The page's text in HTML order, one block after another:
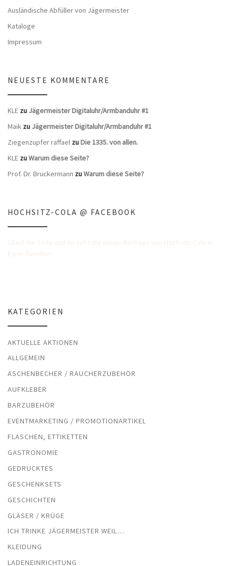
Ausländische Abfüller von Jägermeister
Kataloge
Impressum
NEUESTE KOMMENTARE
KLE zu Jägermeister Digitaluhr/Armbanduhr #1
Maik zu Jägermeister Digitaluhr/Armbanduhr #1
Ziegenzupfer raffael zuDie 1335. von allen.
KLE zuWarum diese Seite?
Prof. Dr. Bruckermann zuWarum diese Seite?
HOCHSITZ-COLA @ FACEBOOK
KATEGORIEN
AKTUELLE AKTIONEN
ALLGEMEIN
ASCHENBECHER / RAUCHERZUBEHÖR
AUFKLEBER
BARZUBEHÖR
EVENTMARKETING / PROMOTIONARTIKEL
FLASCHEN, ETTIKETTEN
GASTRONOMIE
GEDRUCKTES
GESCHENKSETS
GESCHICHTEN
GLÄSER / KRÜGE
ICH TRINKE JÄGERMEISTER WEIL…
KLEIDUNG
LADENEINRICHTUNG